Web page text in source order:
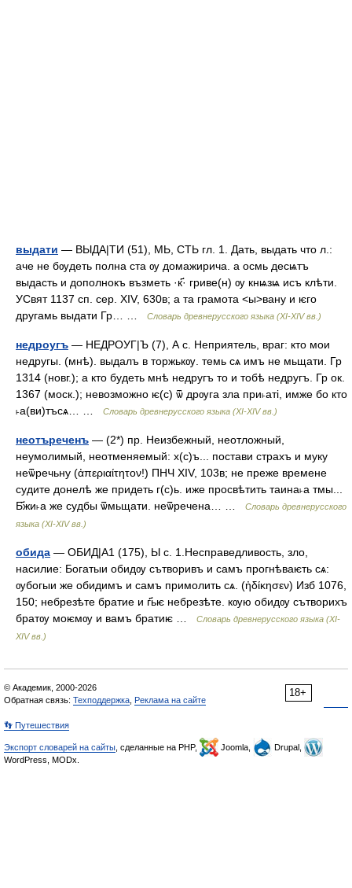
выдати — ВЫДА|ТИ (51), МЬ, СТЬ гл. 1. Дать, выдать что л.:
аче не бѹдеть полна ста ѹ домажирича. а осмь десѩтъ
выдасть и дополнокъ възметь ·к҃· гриве(н) ѹ кнѩзѩ исъ клѣти.
УСвят 1137 сп. сер. XIV, 630в; а та грамота <ы>вану и ѥго
другамь выдати Гр… …
Словарь древнерусского языка (XI-XIV вв.)
недроугъ — НЕДРОУГ|Ъ (7), А с. Неприятель, враг: кто мои
недругы. (мнѣ). выдалъ в торжькѹ. темь сѧ имъ не мьщати. Гр
1314 (новг.); а кто будеть мнѣ недругъ то и тобѣ недругъ. Гр ок.
1367 (моск.); невозможно ѥ(с) ѿ дрѹга зла при˫атi, имже бо кто
˫а(ви)тъсѧ… …
Словарь древнерусского языка (XI-XIV вв.)
неотъреченъ — (2*) пр. Неизбежный, неотложный,
неумолимый, неотменяемый: х(с)ъ... постави страхъ и муку
неѿречьну (ἀπεριαίτητον!) ПНЧ XIV, 103в; не преже времене
судите донелѣ же придеть г(с)ь. иже просвѣтить таина˫а тмы...
Б҃жи˫а же судбы ѿмьщати. неѿречена… …
Словарь древнерусского
языка (XI-XIV вв.)
обида — ОБИД|А1 (175), Ы с. 1.Несправедливость, зло,
насилие: Богатыи обидѹ сътворивъ и самъ прогнѣваѥть сѧ:
ѹбогыи же обидимъ и самъ примолить сѧ. (ἠδίκησεν) Изб 1076,
150; небрезѣте братие и г҃ьѥ небрезѣте. кѹю обидѹ сътворихъ
братѹ моѥмѹ и вамъ братиѥ …
Словарь древнерусского языка (XI-
XIV вв.)
18+
© Академик, 2000-2026
Обратная связь: Техподдержка Реклама на сайте
👣 Путешествия
Экспорт словарей на сайты , сделанные на PHP, Joomla,
Drupal,
WordPress, MODx.